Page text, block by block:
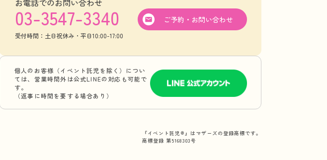
お電話でのお問い合わせ
03-3547-3340
受付時間：土日祝休み・平日10:00-17:00
ご予約・お問い合わせ
個人のお客様（イベント託児を除く）につい
ては、営業時間外は公式LINEの対応も可能で
す。
（返事に時間を要する場合あり）
『イベント託児®』はマザーズの登録商標です。
商標登録 第5168303号